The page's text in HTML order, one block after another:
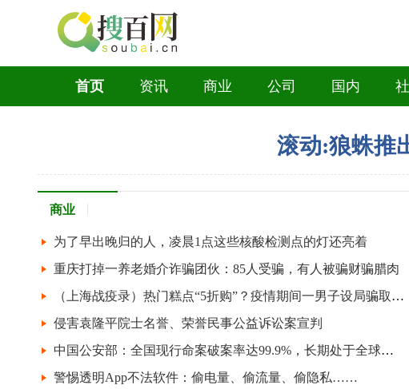
首页 资讯 商业 公司 国内
台风“白海
7月份中国仓
滚动:狼蛛推
商业
为了早出晚归的人，凌晨1点这些核酸检测点的灯还亮着
重庆打掉一养老婚介诈骗团伙：85人受骗，有人被骗财骗腊肉
（上海战疫录）热门糕点“5折购”？疫情期间一男子设局骗取4名被害人20余万元
侵害袁隆平院士名誉、荣誉民事公益诉讼案宣判
中国公安部：全国现行命案破案率达99.9%，长期处于全球发案率最低国家行列
警惕透明App不法软件：偷电量、偷流量、偷隐私……